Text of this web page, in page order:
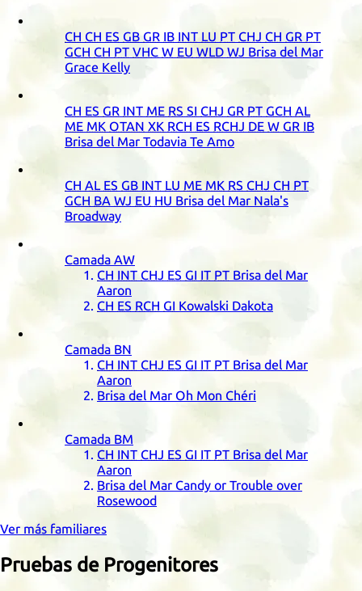
CH CH ES GB GR IB INT LU PT CHJ CH GR PT
GCH CH PT VHC W EU WLD WJ Brisa del Mar
Grace Kelly
CH ES GR INT ME RS SI CHJ GR PT GCH AL
ME MK OTAN XK RCH ES RCHJ DE W GR IB
Brisa del Mar Todavia Te Amo
CH AL ES GB INT LU ME MK RS CHJ CH PT
GCH BA WJ EU HU Brisa del Mar Nala's
Broadway
Camada AW
CH INT CHJ ES GI IT PT Brisa del Mar
Aaron
CH ES RCH GI Kowalski Dakota
Camada BN
CH INT CHJ ES GI IT PT Brisa del Mar
Aaron
Brisa del Mar Oh Mon Chéri
Camada BM
CH INT CHJ ES GI IT PT Brisa del Mar
Aaron
Brisa del Mar Candy or Trouble over
Rosewood
Ver más familiares
Pruebas de Progenitores